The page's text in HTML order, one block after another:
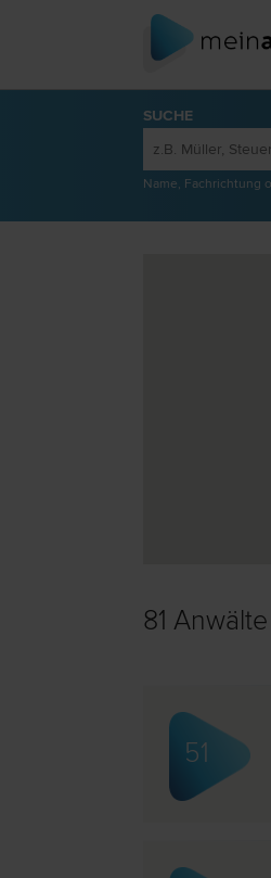
SUCHE
Name, Fachrichtung
81
51